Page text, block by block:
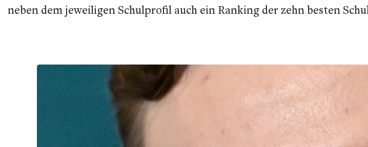
neben dem jeweiligen Schulprofil auch ein Ranking der zehn besten